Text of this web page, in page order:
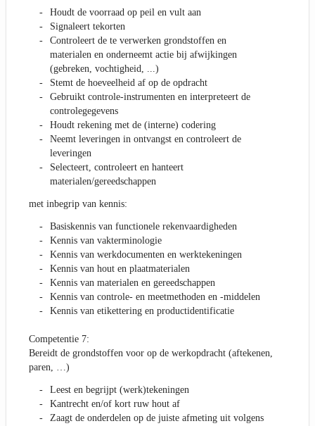
Houdt de voorraad op peil en vult aan
Signaleert tekorten
Controleert de te verwerken grondstoffen en
materialen en onderneemt actie bij afwijkingen
(gebreken, vochtigheid, ...)
Stemt de hoeveelheid af op de opdracht
Gebruikt controle-instrumenten en interpreteert de
controlegegevens
Houdt rekening met de (interne) codering
Neemt leveringen in ontvangst en controleert de
leveringen
Selecteert, controleert en hanteert
materialen/gereedschappen
met inbegrip van kennis:
Basiskennis van functionele rekenvaardigheden
Kennis van vakterminologie
Kennis van werkdocumenten en werktekeningen
Kennis van hout en plaatmaterialen
Kennis van materialen en gereedschappen
Kennis van controle- en meetmethoden en -middelen
Kennis van etikettering en productidentificatie
Competentie 7:
Bereidt de grondstoffen voor op de werkopdracht (aftekenen,
paren, …)
Leest en begrijpt (werk)tekeningen
Kantrecht en/of kort ruw hout af
Zaagt de onderdelen op de juiste afmeting uit volgens